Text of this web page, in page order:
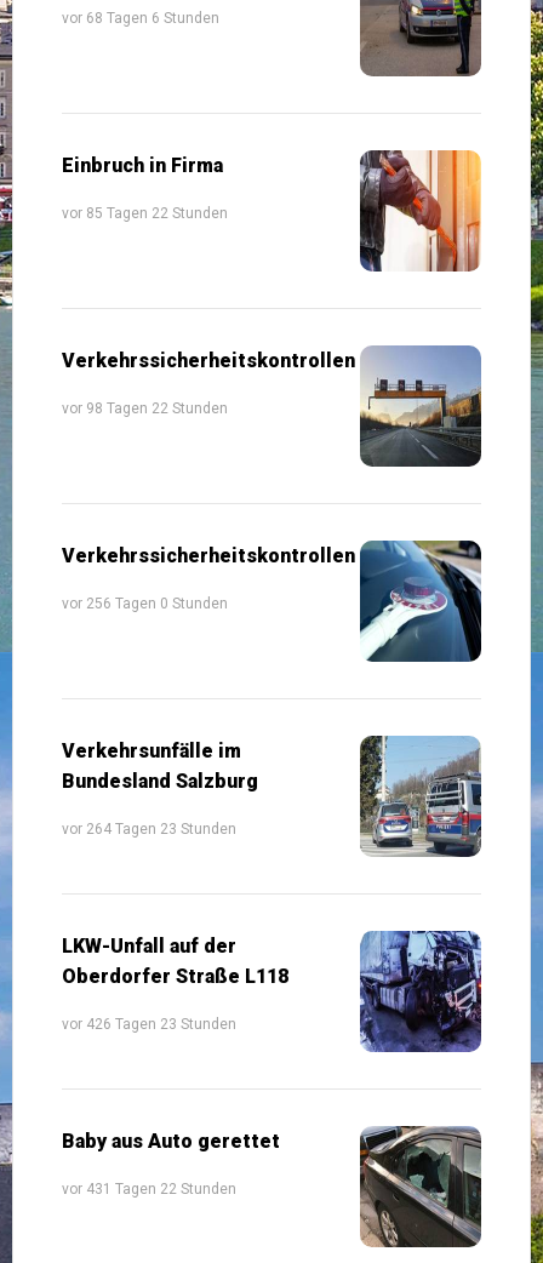
vor 68 Tagen 6 Stunden
Einbruch in Firma
vor 85 Tagen 22 Stunden
Verkehrssicherheitskontrollen
vor 98 Tagen 22 Stunden
Verkehrssicherheitskontrollen
vor 256 Tagen 0 Stunden
Verkehrsunfälle im
Bundesland Salzburg
vor 264 Tagen 23 Stunden
LKW-Unfall auf der
Oberdorfer Straße L118
vor 426 Tagen 23 Stunden
Baby aus Auto gerettet
vor 431 Tagen 22 Stunden